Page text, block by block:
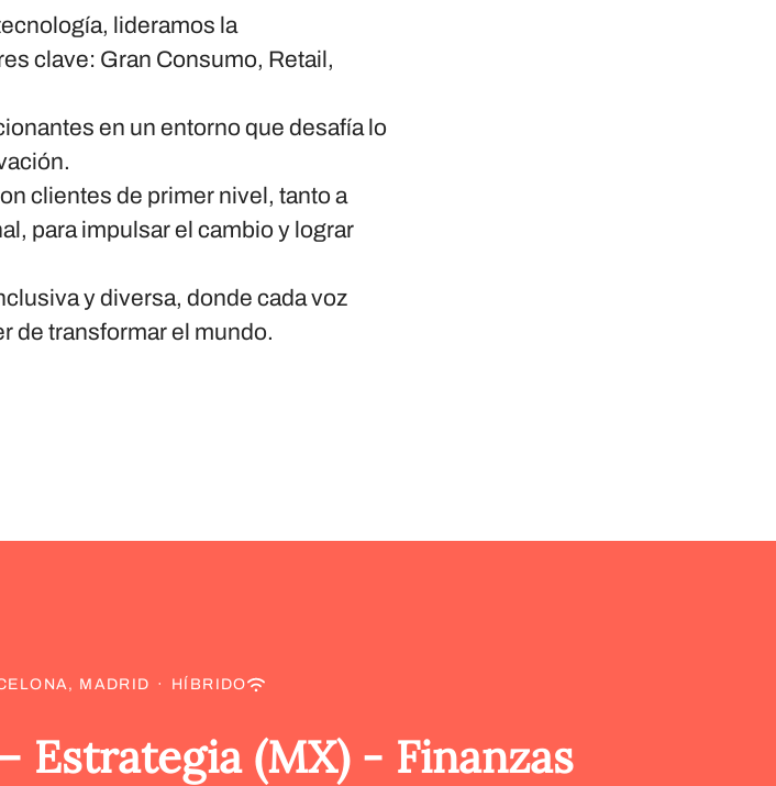
lideramos la
clave: Gran Consumo, Retail,
en un entorno que desafía lo
clientes de primer nivel, tanto a
para impulsar el cambio y lograr
y diversa, donde cada voz
de transformar el mundo.
MADRID · HÍBRIDO
Estrategia (MX) - Finanzas